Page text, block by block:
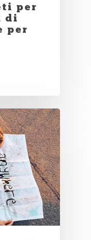
per
di
per